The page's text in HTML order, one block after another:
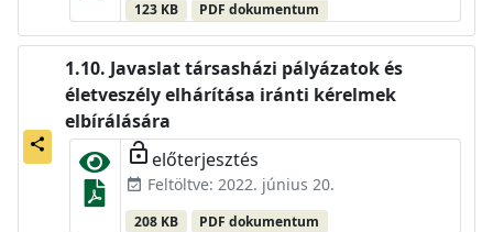
123 KB PDF dokumentum
share
Javaslat társasházi pályázatok és
életveszély elhárítása iránti kérelmek
elbírálására
lock_open előterjesztés
event_available Feltöltve: 2022. június 20.
208 KB PDF dokumentum